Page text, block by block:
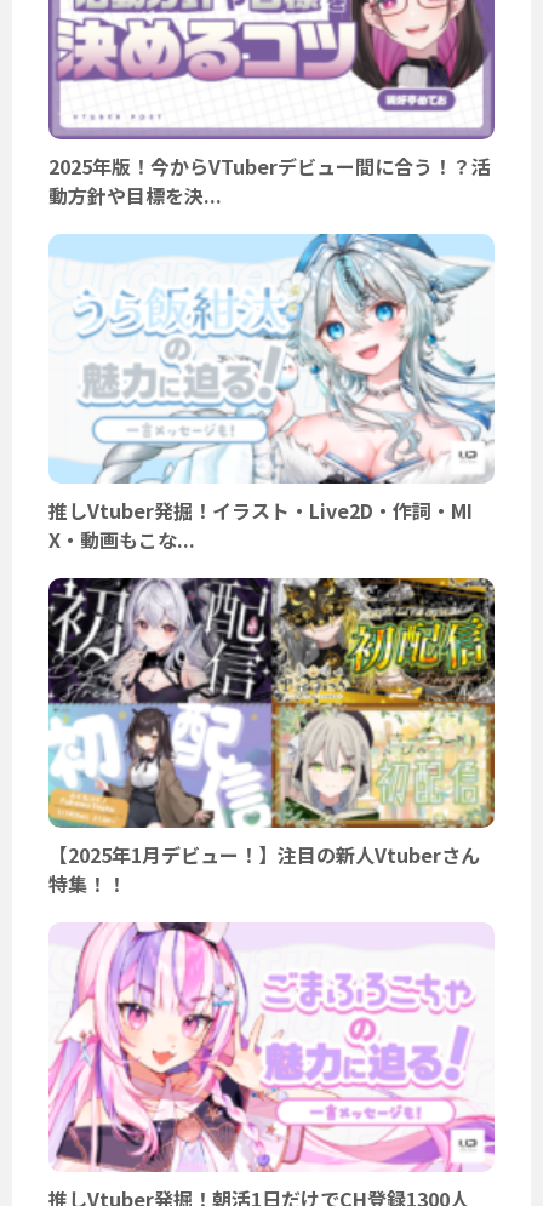
2025年版！今からVTuberデビュー間に合う！？活
動方針や目標を決...
推しVtuber発掘！イラスト・Live2D・作詞・MI
X・動画もこな...
【2025年1月デビュー！】注目の新人Vtuberさん
特集！！
推しVtuber発掘！朝活1日だけでCH登録1300人